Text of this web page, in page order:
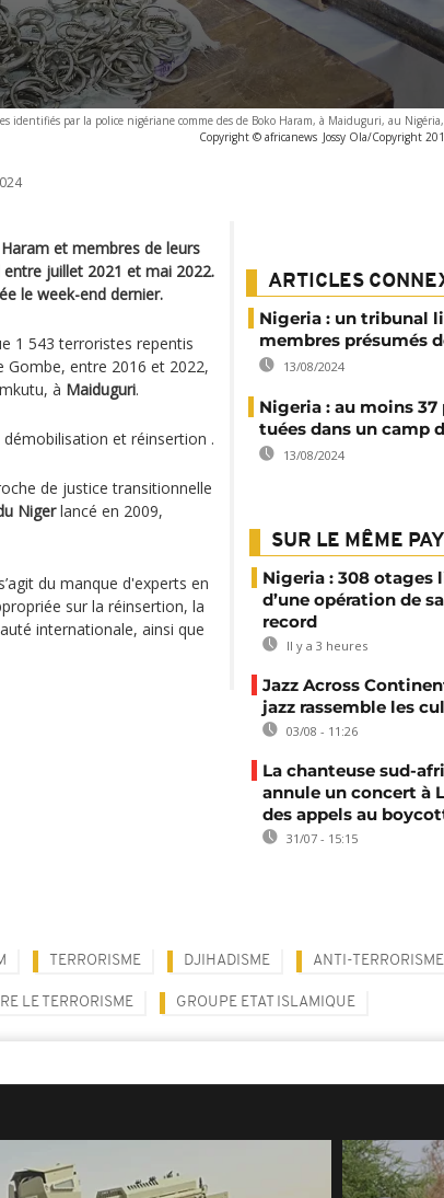
identifiés par la police nigériane comme des de Boko Haram, à Maiduguri, au
Copyright © africanews Jossy Ola/Copyright
et membres de leurs
juillet 2021 et mai 2022.
le week-end dernier.
1 543 terroristes repentis
Gombe, entre 2016 et 2022,
à Maiduguri.
et réinsertion .
de justice transitionnelle
Nigerlancé en 2009,
du manque d'experts en
sur la réinsertion, la
internationale, ainsi que
ARTICLES
Nigeria : un tribunal
membres présumés
13/08/2024
Nigeria : au moins 37
tuées dans un camp
13/08/2024
SUR LE MÊME
Nigeria : 308 otages
d’une opération de
record
Il y a 3 heures
Jazz Across
jazz rassemble les
03/08 - 11:26
La chanteuse sud-
annule un concert à
des appels au
31/07 - 15:15
TERRORISME DJIHADISME ANTI-TERRORISME
LE TERRORISME GROUPE ETAT ISLAMIQUE